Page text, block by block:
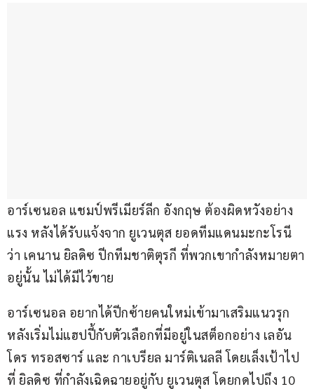
อาร์เซนอล แชมป์พรีเมียร์ลีก อังกฤษ ต้องผิดหวังอย่าง
แรง หลังได้รับแจ้งจาก ยูเวนตุส ยอดทีมแดนมะกะโรนี
ว่า เคนาน ยิลดิซ ปีกทีมชาติตุรกี ที่พวกเขากำลังหมายตา
อยู่นั้น ไม่ได้มีไว้ขาย
อาร์เซนอล อยากได้ปีกซ้ายคนใหม่เข้ามาเสริมแนวรุก
หลังเริ่มไม่แฮปปี้กับตัวเลือกที่มีอยู่ในสต็อกอย่าง เลอัน
โดร ทรอสซาร์ และ กาเบรียล มาร์ติเนลลี โดยเล็งเป้าไป
ที่ ยิลดิซ ที่กำลังเฉิดฉายอยู่กับ ยูเวนตุส โดยกดไปถึง 10